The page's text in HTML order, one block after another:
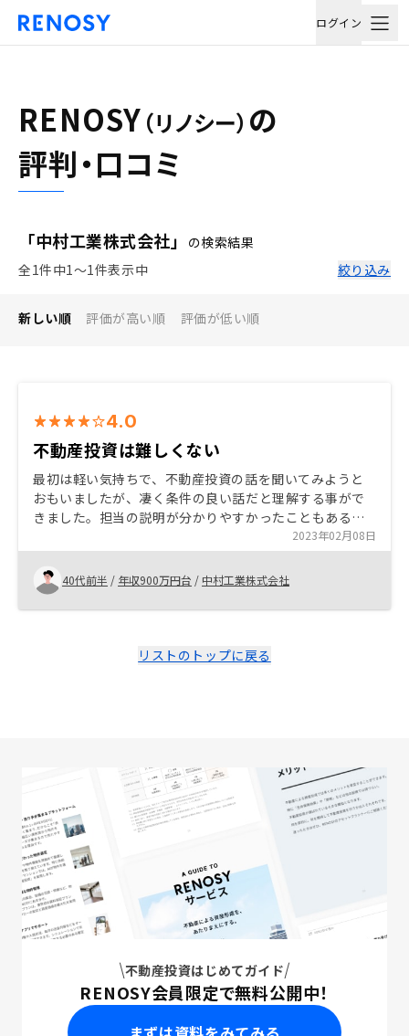
ログイン
RENOSY （リノシー） の
評判・口コミ
「中村工業株式会社」
の検索結果
全1件中1〜1件表示中
絞り込み
新しい順 評価が高い順 評価が低い順
4.0
不動産投資は難しくない
最初は軽い気持ちで、不動産投資の話を聞いてみようと
おもいましたが、凄く条件の良い話だと理解する事がで
きました。担当の説明が分かりやすかったこともあると
思いますが、即決でやる事を決めました。本当にスムー
ズに契約まで至ったので、やって良かったと思います。
契約して数日後、本当に入居者が決まり、安心してる次
第です スムーズに契約まで至る事が出来たので本当に素
晴らしいと思います
2023年02月08日
40代前半 / 年収900万円台 / 中村工業株式会社
リストのトップに戻る
不動産投資はじめてガイド
RENOSY会員限定で無料公開中！